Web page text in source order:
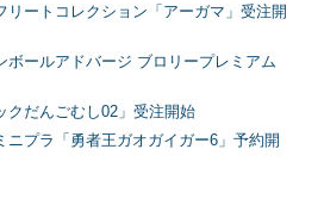
リートコレクション「アーガマ」受注開
ボールアドバージ ブロリープレミアム
クだんごむし02」受注開始
ニプラ「勇者王ガオガイガー6」予約開